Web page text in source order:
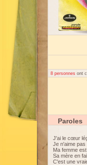
8 personnes ont
Paroles
J'ai le cœur
Je n'aime
Ma femme
Sa mère en
C'est une